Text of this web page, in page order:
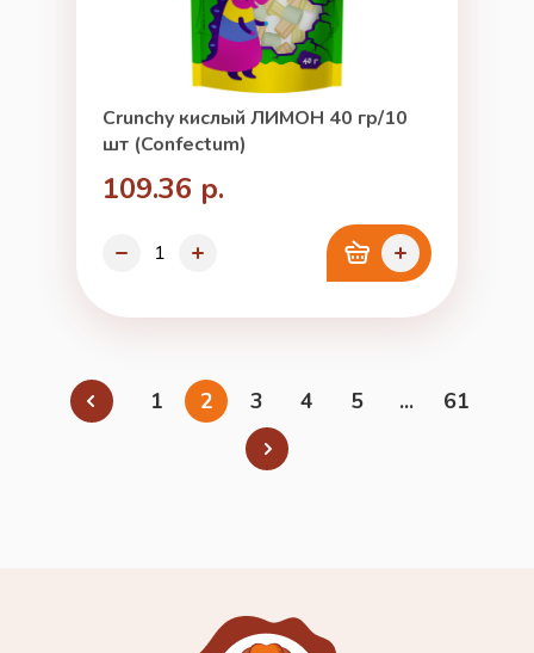
Crunchy кислый ЛИМОН 40 гр/10
шт (Confectum)
109.36 р.
1 2 3 4 5 ... 61